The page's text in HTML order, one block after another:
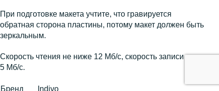
При подготовке макета учтите, что гравируется
обратная сторона пластины, потому макет должен быть
зеркальным.
Скорость чтения не ниже 12 Мб/с, скорость записи не ниже
5 Мб/с.
Бренд Indivo